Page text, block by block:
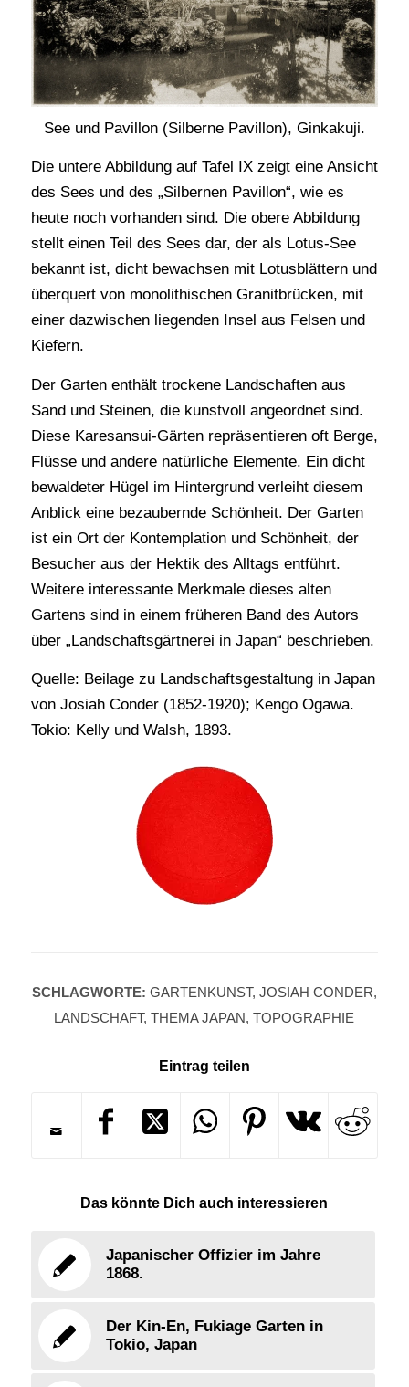
See und Pavillon (Silberne Pavillon), Ginkakuji.
Die untere Abbildung auf Tafel IX zeigt eine Ansicht
des Sees und des „Silbernen Pavillon“, wie es
heute noch vorhanden sind. Die obere Abbildung
stellt einen Teil des Sees dar, der als Lotus-See
bekannt ist, dicht bewachsen mit Lotusblättern und
überquert von monolithischen Granitbrücken, mit
einer dazwischen liegenden Insel aus Felsen und
Kiefern.
Der Garten enthält trockene Landschaften aus
Sand und Steinen, die kunstvoll angeordnet sind.
Diese Karesansui-Gärten repräsentieren oft Berge,
Flüsse und andere natürliche Elemente. Ein dicht
bewaldeter Hügel im Hintergrund verleiht diesem
Anblick eine bezaubernde Schönheit. Der Garten
ist ein Ort der Kontemplation und Schönheit, der
Besucher aus der Hektik des Alltags entführt.
Weitere interessante Merkmale dieses alten
Gartens sind in einem früheren Band des Autors
über „Landschaftsgärtnerei in Japan“ beschrieben.
Quelle: Beilage zu Landschaftsgestaltung in Japan
von Josiah Conder (1852-1920); Kengo Ogawa.
Tokio: Kelly und Walsh, 1893.
SCHLAGWORTE: GARTENKUNST, JOSIAH CONDER,
LANDSCHAFT,THEMA JAPAN,TOPOGRAPHIE
Eintrag teilen
Das könnte Dich auch interessieren
Japanischer Offizier im Jahre
1868.
Der Kin-En, Fukiage Garten in
Tokio, Japan